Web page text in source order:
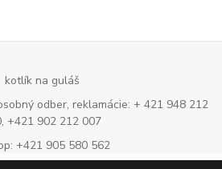
kotlík na guláš
odber, reklamácie: + 421 948 212
+421 902 212 007
+421 905 580 562